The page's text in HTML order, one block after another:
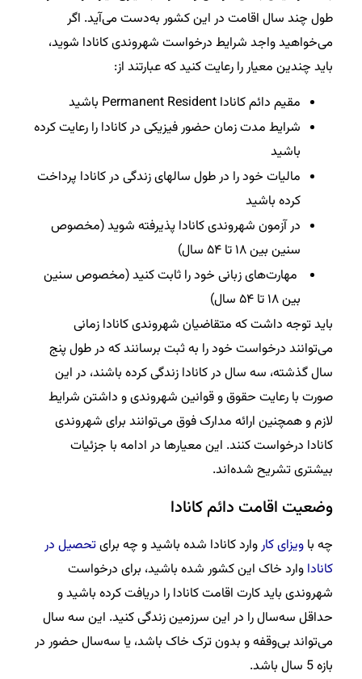
طول چند سال اقامت در این کشور به‌دست می‌آید. اگر
می‌خواهید واجد شرایط درخواست شهروندی کانادا شوید،
باید چندین معیار را رعایت کنید که عبارتند از:
مقیم دائم کانادا Permanent Resident باشید
شرایط مدت زمان حضور فیزیکی در کانادا را رعایت کرده
باشید
مالیات خود را در طول سالهای زندگی در کانادا پرداخت
کرده باشید
در آزمون شهروندی کانادا پذیرفته شوید (مخصوص
سنین بین ۱۸ تا ۵۴ سال)
مهارت‌های زبانی خود را ثابت کنید (مخصوص سنین
بین ۱۸ تا ۵۴ سال)
باید توجه داشت که متقاضیان شهروندی کانادا زمانی
می‌توانند درخواست خود را به ثبت برسانند که در طول پنج
سال گذشته، سه سال در کانادا زندگی کرده باشند، در این
صورت با رعایت حقوق و قوانین شهروندی و داشتن شرایط
لازم و همچنین ارائه مدارک فوق می‌توانند برای شهروندی
کانادا درخواست کنند. این معیارها در ادامه با جزئیات
بیشتری تشریح شده‌اند.
وضعیت اقامت دائم کانادا
چه با ویزای کاروارد کانادا شده باشید و چه برایتحصیل در
کانادا وارد خاک این کشور شده باشید، برای درخواست
شهروندی باید کارت اقامت کانادا را دریافت کرده باشید و
حداقل سه‌سال را در این سرزمین زندگی کنید. این سه سال
می‌تواند بی‌وقفه و بدون ترک خاک باشد، یا سه‌سال حضور در
بازه 5 سال باشد.